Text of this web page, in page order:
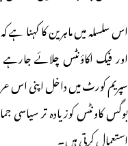
اس سلسلہ میں ماہرین کا کہنا
اور فیک اکاؤنٹس چلائے جارہے
سپریم کورٹ میں داخل اپنی اس
بوگس کاونٹس کوزیادہ تر سیاسی
استعمال کرتی ہیں۔